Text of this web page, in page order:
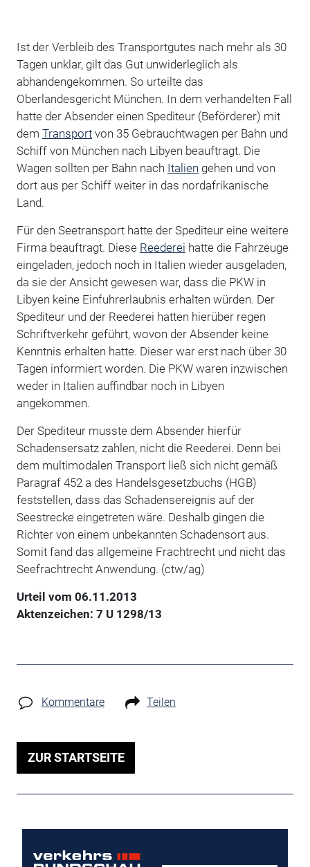
Ist der Verbleib des Transportgutes nach mehr als 30
Tagen unklar, gilt das Gut unwiderleglich als
abhandengekommen. So urteilte das
Oberlandesgericht München. In dem verhandelten Fall
hatte der Absender einen Spediteur (Beförderer) mit
dem Transportvon 35 Gebrauchtwagen per Bahn und
Schiff von München nach Libyen beauftragt. Die
Wagen sollten per Bahn nach Italien gehen und von
dort aus per Schiff weiter in das nordafrikanische
Land.
Für den Seetransport hatte der Spediteur eine weitere
Firma beauftragt. Diese Reederei hatte die Fahrzeuge
eingeladen, jedoch noch in Italien wieder ausgeladen,
da sie der Ansicht gewesen war, dass die PKW in
Libyen keine Einfuhrerlaubnis erhalten würden. Der
Spediteur und der Reederei hatten hierüber regen
Schriftverkehr geführt, wovon der Absender keine
Kenntnis erhalten hatte. Dieser war erst nach über 30
Tagen informiert worden. Die PKW waren inzwischen
weder in Italien auffindbar noch in Libyen
angekommen.
Der Spediteur musste dem Absender hierfür
Schadensersatz zahlen, nicht die Reederei. Denn bei
dem multimodalen Transport ließ sich nicht gemäß
Paragraf 452 a des Handelsgesetzbuchs (HGB)
feststellen, dass das Schadensereignis auf der
Seestrecke eingetreten wäre. Deshalb gingen die
Richter von einem unbekannten Schadensort aus.
Somit fand das allgemeine Frachtrecht und nicht das
Seefrachtrecht Anwendung. (ctw/ag)
Urteil vom 06.11.2013
Aktenzeichen: 7 U 1298/13
Kommentare Teilen
ZUR STARTSEITE